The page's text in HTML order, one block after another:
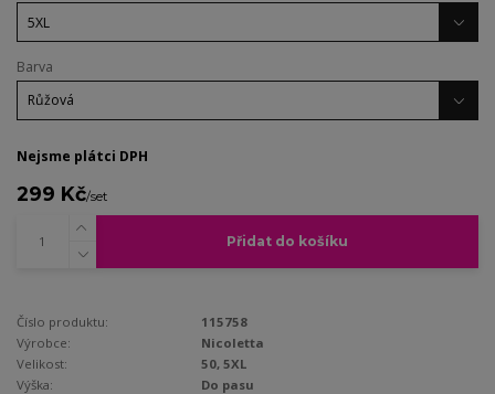
Barva
Nejsme plátci DPH
299 Kč/set
Přidat do košíku
Číslo produktu:
115758
Výrobce:
Nicoletta
Velikost:
50, 5XL
Výška:
Do pasu